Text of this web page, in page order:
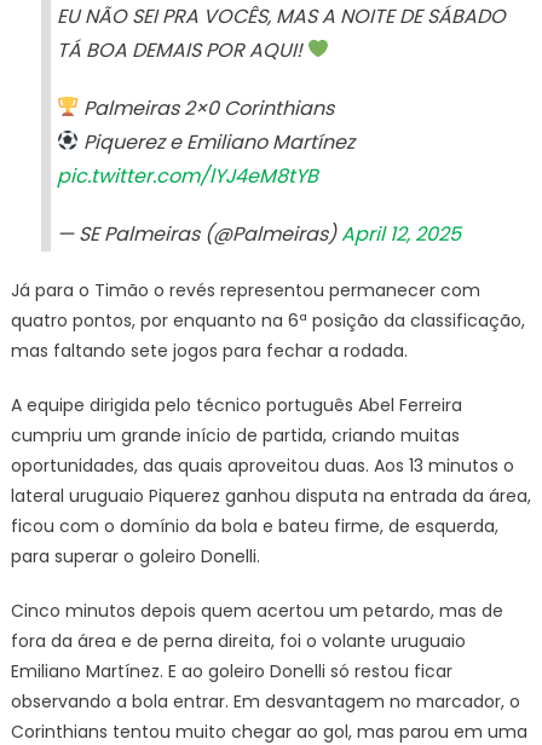
EU NÃO SEI PRA VOCÊS, MAS A NOITE DE SÁBADO
TÁ BOA DEMAIS POR AQUI!
Palmeiras 2×0 Corinthians
Piquerez e Emiliano Martínez
pic.twitter.com/lYJ4eM8tYB
— SE Palmeiras (@Palmeiras)April 12, 2025
Já para o Timão o revés representou permanecer com
quatro pontos, por enquanto na 6ª posição da classificação,
mas faltando sete jogos para fechar a rodada.
A equipe dirigida pelo técnico português Abel Ferreira
cumpriu um grande início de partida, criando muitas
oportunidades, das quais aproveitou duas. Aos 13 minutos o
lateral uruguaio Piquerez ganhou disputa na entrada da área,
ficou com o domínio da bola e bateu firme, de esquerda,
para superar o goleiro Donelli.
Cinco minutos depois quem acertou um petardo, mas de
fora da área e de perna direita, foi o volante uruguaio
Emiliano Martínez. E ao goleiro Donelli só restou ficar
observando a bola entrar. Em desvantagem no marcador, o
Corinthians tentou muito chegar ao gol, mas parou em uma